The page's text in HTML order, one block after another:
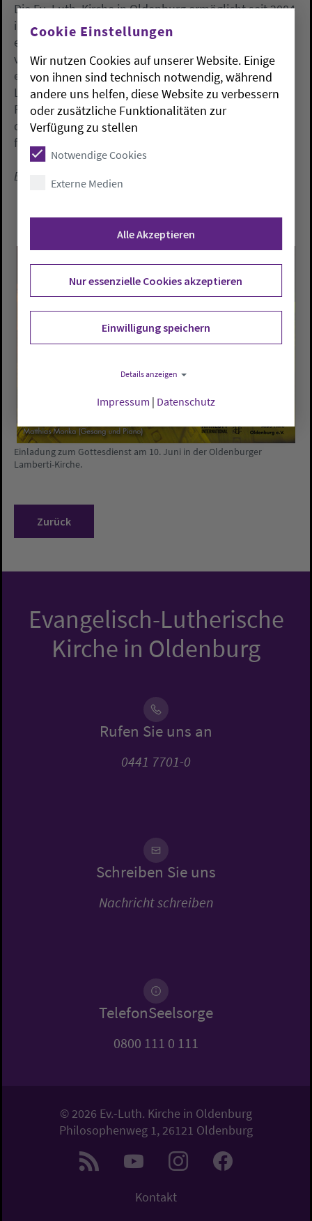
Die Ev.-Luth. Kirche in Oldenburg ermöglicht seit 2004
in ihren Kirchen die Segnung von Paaren in
eingetragenen Lebenspartnerschaften. Im
vergangenen Jahr wurde die Gleichstellung von
eingetragenen Lebenspartnern und
Lebenspartnerinnen mit Ehegatten im kirchlichen
Recht beschlossen. Zurzeit wird in den Ausschüssen
der Synode darüber beraten, wie in Zukunft die „Ehe
für alle“ gottesdienstlich begleitet werden soll.
Ein Beitrag von Kreispfarrerin Ulrike Hoffmann.
Einladung zum Gottesdienst am 10. Juni in der Oldenburger
Lamberti-Kirche.
Zurück
Evangelisch-Lutherische
Kirche in Oldenburg
Rufen Sie uns an
0441 7701-0
Schreiben Sie uns
Nachricht schreiben
TelefonSeelsorge
0800 111 0 111
© 2026 Ev.-Luth. Kirche in Oldenburg
Philosophenweg 1, 26121 Oldenburg
Kontakt
Cookie Einstellungen
Wir nutzen Cookies auf unserer Website. Einige
von ihnen sind technisch notwendig, während
andere uns helfen, diese Website zu verbessern
oder zusätzliche Funktionalitäten zur
Verfügung zu stellen
Notwendige Cookies
Externe Medien
Alle Akzeptieren
Nur essenzielle Cookies akzeptieren
Einwilligung speichern
Details anzeigen
Impressum | Datenschutz